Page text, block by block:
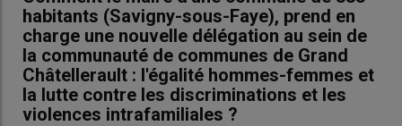
habitants (Savigny-sous-Faye), prend en
charge une nouvelle délégation au sein de
la communauté de communes de Grand
Châtellerault : l'égalité hommes-femmes et
la lutte contre les discriminations et les
violences intrafamiliales ?